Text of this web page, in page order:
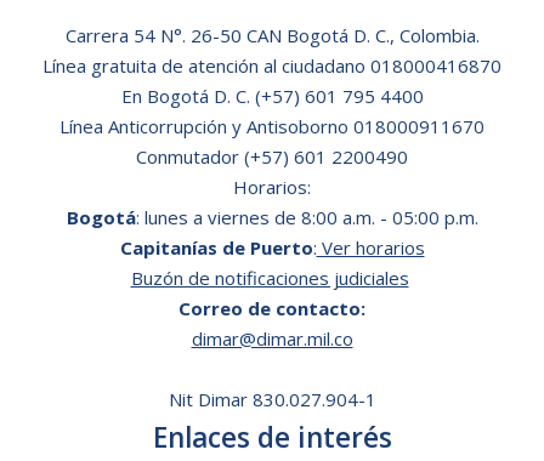
Carrera 54 N°. 26-50 CAN Bogotá D. C., Colombia.
Línea gratuita de atención al ciudadano 018000416870
En Bogotá D. C. (+57) 601 795 4400
Línea Anticorrupción y Antisoborno 018000911670
Conmutador (+57) 601 2200490
Horarios:
Bogotá: lunes a viernes de 8:00 a.m. - 05:00 p.m.
Capitanías de Puerto: Ver horarios
Buzón de notificaciones judiciales
Correo de contacto:
dimar@dimar.mil.co
Nit Dimar 830.027.904-1
Enlaces de interés